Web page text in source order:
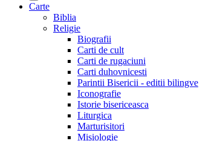
Carte
Biblia
Religie
Biografii
Carti de cult
Carti de rugaciuni
Carti duhovnicesti
Parintii Bisericii - editii bilingve
Iconografie
Istorie bisericeasca
Liturgica
Marturisitori
Misiologie